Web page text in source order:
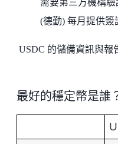
(德勤) 每月提供簽
USDC 的儲備資訊與報
最好的穩定幣是誰